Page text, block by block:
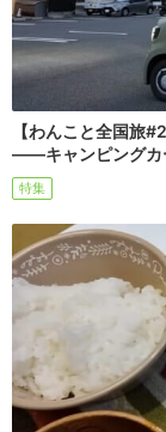
【わんこと全国旅
――キャンピングカ
特集